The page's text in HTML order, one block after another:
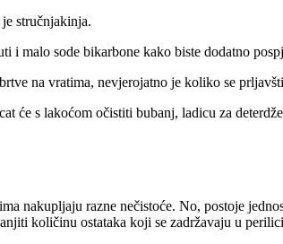
je stručnjakinja.
i malo sode bikarbone kako biste dodatno
na vratima, nevjerojatno je koliko se
s lakoćom očistiti bubanj, ladicu za
nakupljaju razne nečistoće. No, postoje
količinu ostataka koji se zadržavaju u perilici